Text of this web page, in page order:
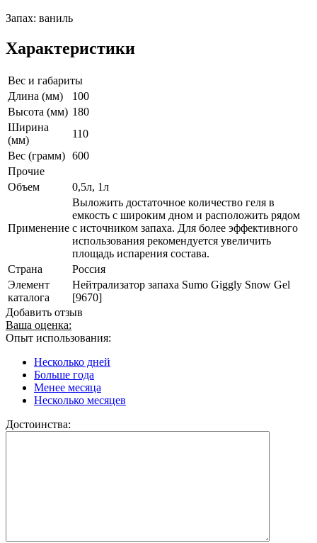
Запах: ваниль
Характеристики
Вес и габариты
Длина (мм)
100
Высота (мм) 180
Ширина
(мм)
110
Вес (грамм) 600
Прочие
Объем
0,5л, 1л
Применение
Выложить достаточное количество геля в
емкость с широким дном и расположить рядом
с источником запаха. Для более эффективного
использования рекомендуется увеличить
площадь испарения состава.
Страна
Россия
Элемент
каталога
Нейтрализатор запаха Sumo Giggly Snow Gel
[9670]
Добавить отзыв
Ваша оценка:
Опыт использования:
Несколько дней
Больше года
Менее месяца
Несколько месяцев
Достоинства: